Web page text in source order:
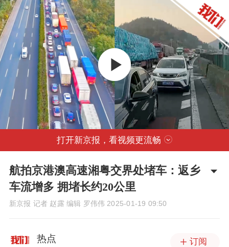
打开新京报，看视频更流畅
航拍京港澳高速湘粤交界处堵车：返乡
车流增多 拥堵长约20公里
新京报 记者 赵露 编辑 罗伟伟 2025-01-19 09:50
热点 订阅